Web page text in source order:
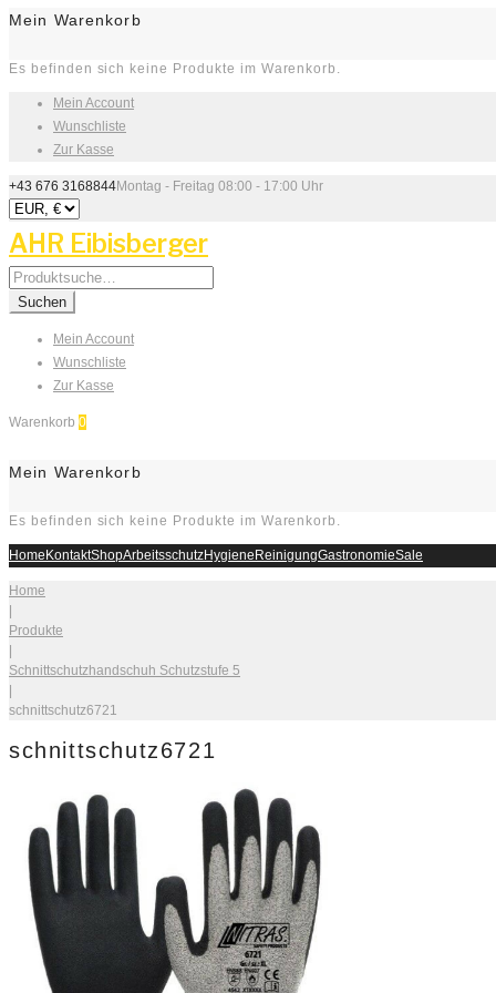
Mein Warenkorb
Es befinden sich keine Produkte im Warenkorb.
Mein Account
Wunschliste
Zur Kasse
+43 676 3168844Montag - Freitag 08:00 - 17:00 Uhr
AHR Eibisberger
Search
for:
Suchen
Mein Account
Wunschliste
Zur Kasse
Warenkorb 0
Mein Warenkorb
Es befinden sich keine Produkte im Warenkorb.
HomeKontaktShopArbeitsschutzHygieneReinigungGastronomieSale
Home
|
Produkte
|
Schnittschutzhandschuh Schutzstufe 5
|
schnittschutz6721
schnittschutz6721